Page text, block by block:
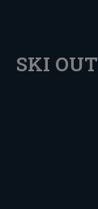
SKI